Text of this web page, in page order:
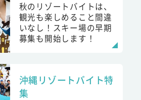
秋のリゾートバイトは、
観光も楽しめること間違
いなし！スキー場の早期
募集も開始します！
沖縄リゾートバイト特
集